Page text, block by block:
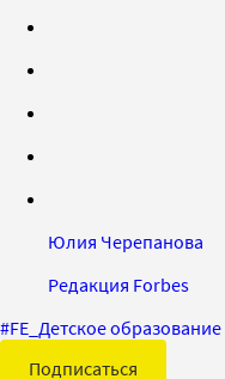
Юлия Черепанова
Редакция Forbes
#FE_Детское образование
Подписаться